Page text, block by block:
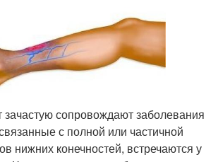
сопровождают заболевания
с полной или частичной
нижних конечностей, встречаются у